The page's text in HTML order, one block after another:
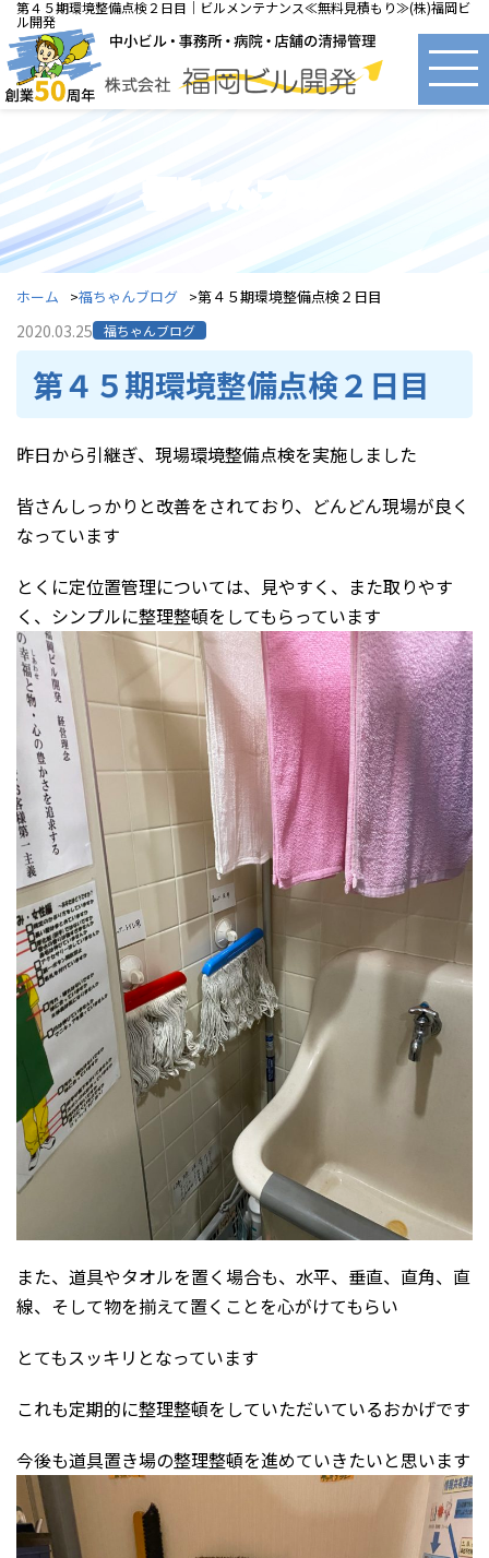
第４５期環境整備点検２日目｜ビルメンテナンス≪無料見積もり≫(株)福岡ビ
ル開発
福ちゃんブログ
ホーム 福ちゃんブログ 第４５期環境整備点検２日目
2020.03.25 福ちゃんブログ
第４５期環境整備点検２日目
昨日から引継ぎ、現場環境整備点検を実施しました
皆さんしっかりと改善をされており、どんどん現場が良く
なっています
とくに定位置管理については、見やすく、また取りやす
く、シンプルに整理整頓をしてもらっています
また、道具やタオルを置く場合も、水平、垂直、直角、直
線、そして物を揃えて置くことを心がけてもらい
とてもスッキリとなっています
これも定期的に整理整頓をしていただいているおかげです
今後も道具置き場の整理整頓を進めていきたいと思います